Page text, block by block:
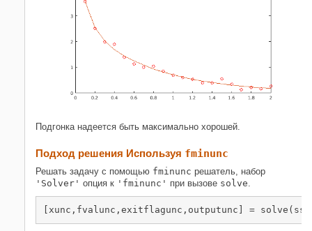
Подгонка надеется быть максимально хорошей.
Подход решения Используя fminunc
Решать задачу с помощью fminunc решатель, набор
'Solver' опция к 'fminunc' при вызове solve.
[xunc,fvalunc,exitflagunc,outputunc] =